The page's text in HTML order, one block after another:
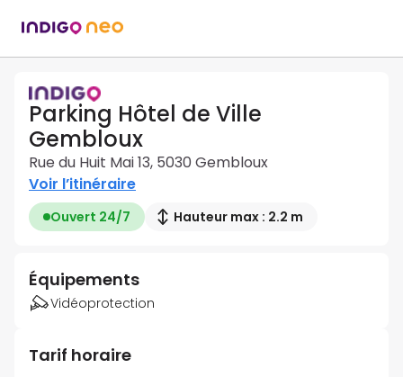
Parking Hôtel de Ville
Gembloux
Rue du Huit Mai 13, 5030 Gembloux
Voir l’itinéraire
Ouvert 24/7 Hauteur max : 2.2 m
Équipements
Vidéoprotection
Tarif horaire